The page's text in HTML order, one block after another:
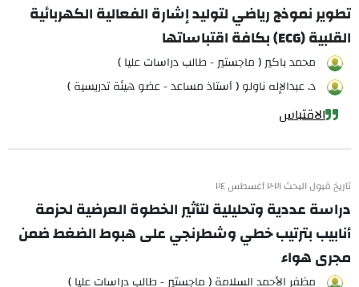
تطوير نموذج رياضي لتوليد إشارة الفعالية الكهربائية
القلبية (ECG) بكافة اقتباساتها
محمد باكير ( ماجستير - طالب دراسات عليا )
د. عبدالإله ناولو ( أستاذ مساعد - عضو هيئة تدريسية )
الاقتباس
تاريخ قبول البحث ٢٠٢١ أغسطس ٢٤
دراسة عددية وتحليلية لتأثير الخطوة العرضية لحزمة
أنابيب بترتيب خطي وشطرنجي على هبوط الضغط ضمن
مجرى هواء
مظفر الأحمد السلامة ( ماجستير - طالب دراسات عليا )